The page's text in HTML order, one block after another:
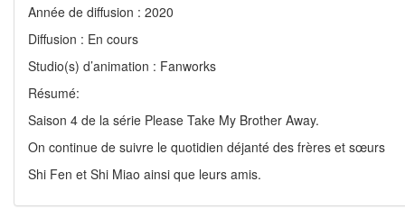
Année de diffusion : 2020
Diffusion : En cours
Studio(s) d’animation : Fanworks
Résumé:
Saison 4 de la série Please Take My Brother Away.
On continue de suivre le quotidien déjanté des frères et sœurs
Shi Fen et Shi Miao ainsi que leurs amis.